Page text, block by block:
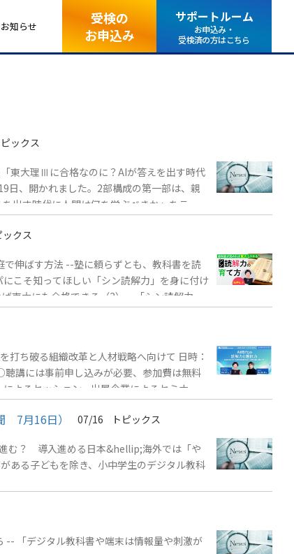
お知らせ
受検の
お申込み
サポートルーム
お申込み・
受検済の方はこちら
ピックス
日、開かれました。2部構成の第一部は、親
出す時代に人間は何を学ぶべきか」をテーマ
ックス
伸ばす方法 --塾に頼らずとも、教科書を読
こそ知ってほしい「シン読解力」を身に付け
東大にも合格できる（2） 「シン読解力」
打ち破る組織改革と人材戦略へ向けて 日時：
講には事前申し込みが必要、参加費は無料
7月16日） 07/16 トピックス
む？ 導入進める日本&hellip;海外では「や
-- 「デジタル教科書や端末は情報量や刺激が